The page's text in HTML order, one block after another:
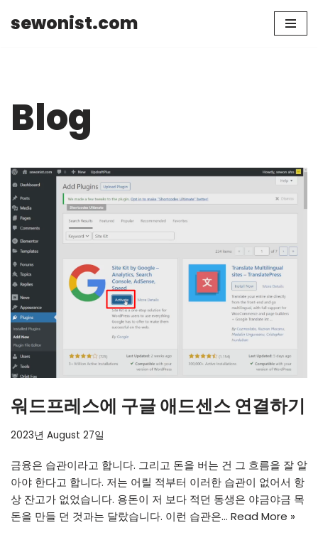
sewonist.com
Blog
워드프레스에 구글 애드센스 연결하기
2023년 August 27일
금융은 습관이라고 합니다. 그리고 돈을 버는 건 그 흐름을 잘 알
아야 한다고 합니다. 저는 어릴 적부터 이러한 습관이 없어서 항
상 잔고가 없었습니다. 용돈이 저 보다 적던 동생은 야금야금 목
돈을 만들 던 것과는 달랐습니다. 이런 습관은… Read More »